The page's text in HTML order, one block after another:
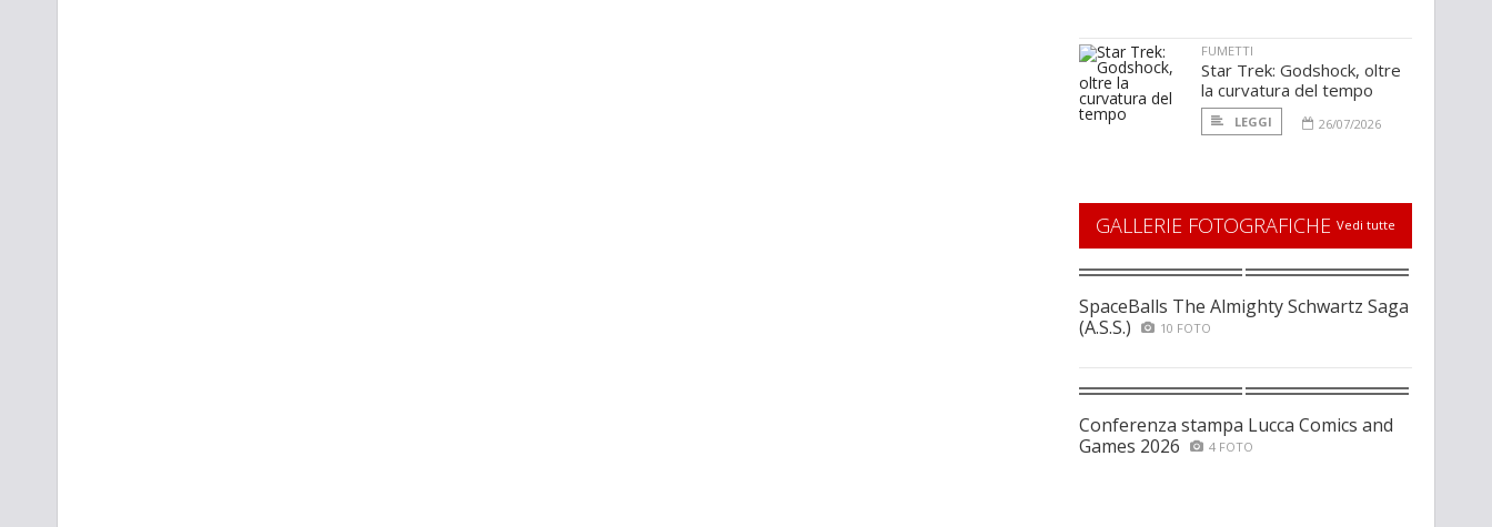
FUMETTI
Star Trek: Godshock, oltre
la curvatura del tempo
LEGGI 26/07/2026
GALLERIE FOTOGRAFICHE Vedi tutte
SpaceBalls The Almighty Schwartz Saga
(A.S.S.)
10 FOTO
Conferenza stampa Lucca Comics and
Games 2026
4 FOTO